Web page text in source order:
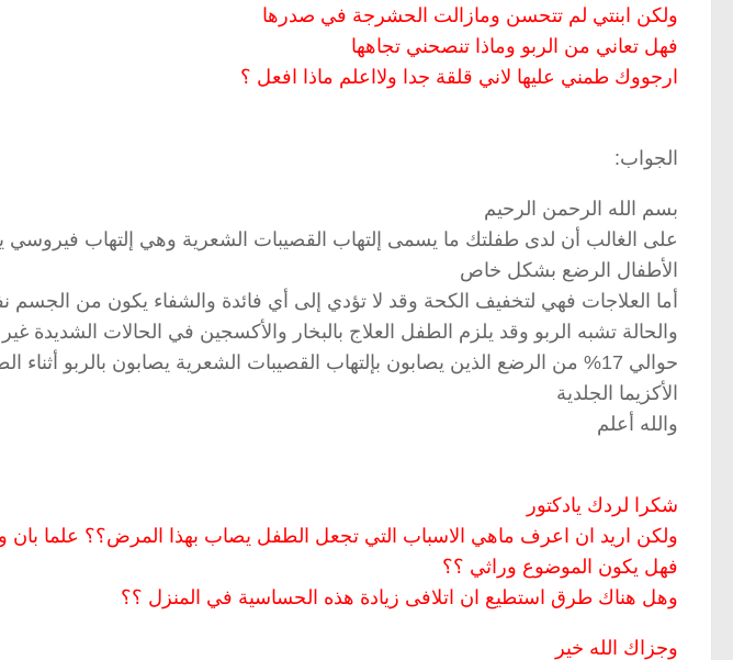
ولكن ابنتي لم تتحسن ومازالت الحشرجة في صدرها
فهل تعاني من الربو وماذا تنصحني تجاهها
ارجووك طمني عليها لاني قلقة جدا ولااعلم ماذا افعل ؟
الجواب:
بسم الله الرحمن الرحيم
على الغالب أن لدى طفلتك ما يسمى إلتهاب القصيبات الشعرية وهي إلتهاب
الأطفال الرضع بشكل خاص
أما العلاجات فهي لتخفيف الكحة وقد لا تؤدي إلى أي فائدة والشفاء يكون من الجسم
والحالة تشبه الربو وقد يلزم الطفل العلاج بالبخار والأكسجين في الحالات الشديدة
حوالي 17% من الرضع الذين يصابون بإلتهاب القصيبات الشعرية يصابون بالربو
الأكزيما الجلدية
والله أعلم
شكرا لردك يادكتور
ولكن اريد ان اعرف ماهي الاسباب التي تجعل الطفل يصاب بهذا المرض؟؟ علما بان
فهل يكون الموضوع وراثي ؟؟
وهل هناك طرق استطيع ان اتلافى زيادة هذه الحساسية في المنزل ؟؟
وجزاك الله خير